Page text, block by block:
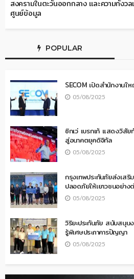
สงครามในตะวันออกกลาง และความกังว
ศูนย์ข้อมูล
POPULAR
SECOM เปิดสำนักงานใ
05/08/2025
ซิกเว่ เบรกเก้ แสดงวิสัย
สู่อนาคตยุคดิจิทัล
05/08/2025
กรุงเทพประกันภัยส่งเสริ
ปลอดภัยให้เยาวชนอย่าง
05/08/2025
วิริยะประกันภัย สนับสนุน
รู้พิเศษประภาคารปัญญา
05/08/2025